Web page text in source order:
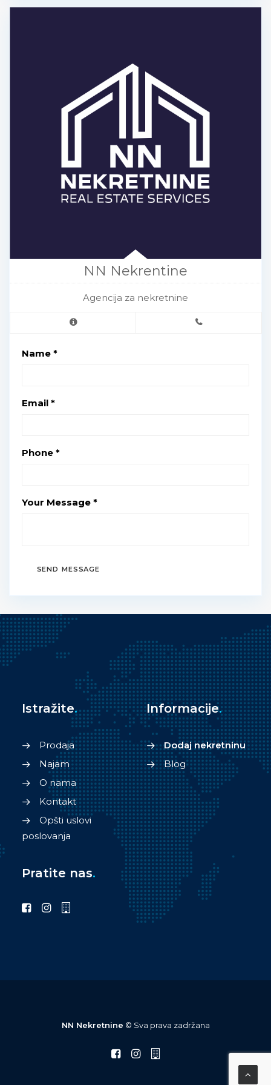
NN Nekrentine
Agencija za nekretnine
Name *
Email *
Phone *
Your Message *
SEND MESSAGE
Istražite.
Prodaja
Najam
O nama
Kontakt
Opšti uslovi
poslovanja
Informacije.
Dodaj nekretninu
Blog
Pratite nas.
NN Nekretnine © Sva prava zadržana